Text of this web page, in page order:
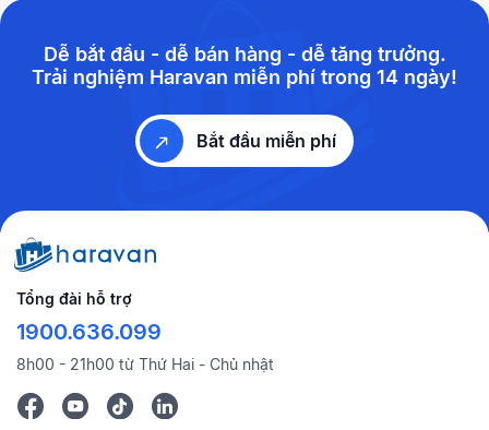
Dễ bắt đầu - dễ bán hàng - dễ tăng trưởng.
Trải nghiệm Haravan miễn phí trong 14 ngày!
Bắt đầu miễn phí
Tổng đài hỗ trợ
1900.636.099
8h00 - 21h00 từ Thứ Hai - Chủ nhật